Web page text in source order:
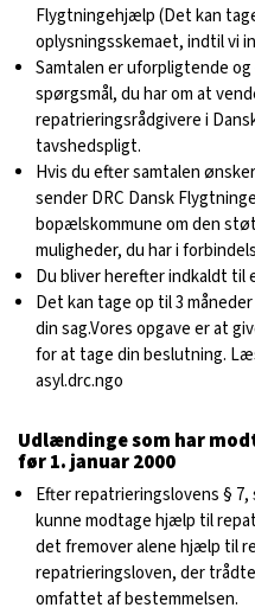
Flygtningehjælp (Det kan
oplysningsskemaet, indtil vi
Samtalen er uforpligtende
spørgsmål, du har om at
repatrieringsrådgivere i
tavshedspligt.
Hvis du efter samtalen
sender DRC Dansk
bopælskommune om den
muligheder, du har i
Du bliver herefter indkaldt til
Det kan tage op til 3
din sag.Vores opgave er at
for at tage din beslutning.
asyl.drc.ngo
Udlændinge som har
før 1. januar 2000
Efter repatrieringslovens §
kunne modtage hjælp til
det fremover alene hjælp til
repatrieringsloven, der
omfattet af bestemmelsen.